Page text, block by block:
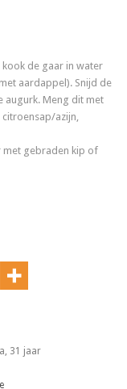
kook de gaar in water
aardappel). Snijd de
augurk. Meng dit met
azijn,
met gebraden kip of
31 jaar